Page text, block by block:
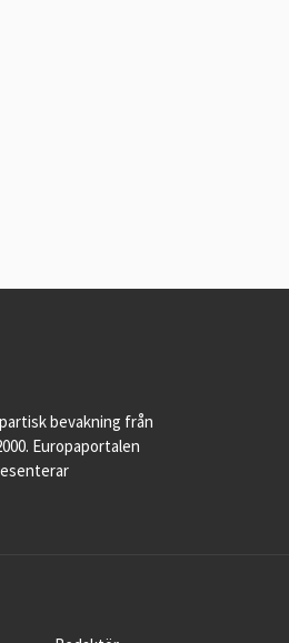
bevakning från
Europaportalen